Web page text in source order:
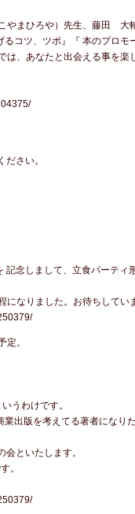
まひろや）先生、藤田 大
コツ、ツボ』『 本のプロモ
、あなたと出会える事を楽
さい。
念しまして、立食パーティ
になりました。お待ちして
。
うわけです。
出版を考えてる著者になり
会といたします。
す。